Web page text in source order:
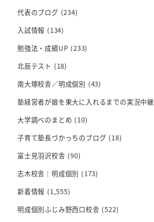
代表のブログ (234)
入試情報 (134)
勉強法・成績UP (233)
北辰テスト (18)
南大塚校舎／明成個別 (43)
塾経営者が娘を東大に入れるまでの実況中継
大学調べのまとめ (10)
子育て塾長づかっちのブログ (18)
富士見羽沢校舎 (90)
志木校舎｜明成個別 (173)
新着情報 (1,555)
明成個別ふじみ野西口校舎 (522)